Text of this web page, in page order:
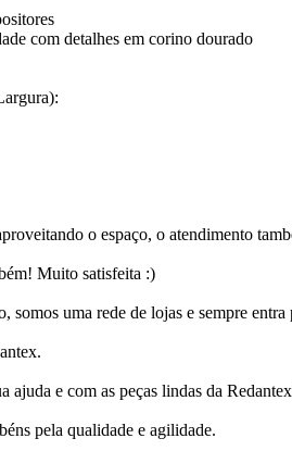
com detalhes em corino dourado
o espaço, o atendimento
Muito satisfeita :)
somos uma rede de lojas e sempre
e com as peças lindas da
pela qualidade e agilidade.